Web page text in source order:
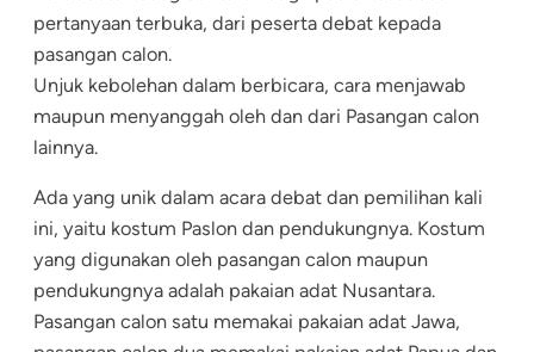
pertanyaan terbuka, dari peserta debat kepada
pasangan calon.
Unjuk kebolehan dalam berbicara, cara menjawab
maupun menyanggah oleh dan dari Pasangan calon
lainnya.
Ada yang unik dalam acara debat dan pemilihan kali
ini, yaitu kostum Paslon dan pendukungnya. Kostum
yang digunakan oleh pasangan calon maupun
pendukungnya adalah pakaian adat Nusantara.
Pasangan calon satu memakai pakaian adat Jawa,